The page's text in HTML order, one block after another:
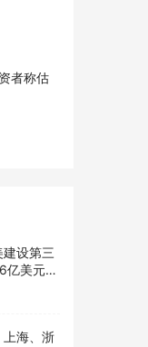
者称估
设第三
亿美元直
投资
上海、浙